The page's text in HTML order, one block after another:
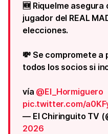
🆕 Riquelme asegura
jugador del REAL
elecciones.
💸 Se compromete a
todos los socios si
vía @El_Hormiguero
pic.twitter.com/
— El Chiringuito TV
2026